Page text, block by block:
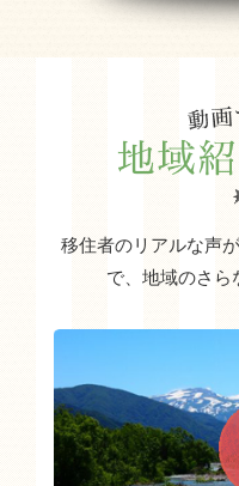
移住者のリアルな声
で、地域のさら